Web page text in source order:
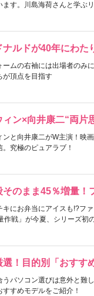
ます。川島海荷さんと学ぶリ
ナルドが40年にわた
ームの右袖には出場者のみ
が頂点を目指す
ィン×向井康二“両片
ンと向井康二がW主演！映
。究極のピュアラブ！
そのまま45％増量！
キにお弁当にアイスも!?フ
作戦」が今夏、シリーズ初
選！目的別「おすす
うパソコン選びは意外と難
すすめモデルをご紹介！